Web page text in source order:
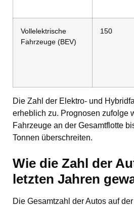
Vollelektrische
Fahrzeuge (BEV)
150
Die Zahl der Elektro- und
erheblich zu. Prognosen zufolge
Fahrzeuge an der Gesamtflotte
Tonnen überschreiten.
Wie die Zahl der
letzten Jahren
Die Gesamtzahl der Autos auf